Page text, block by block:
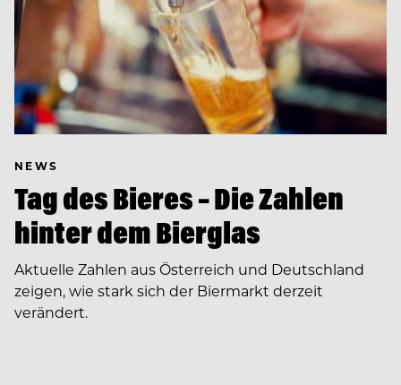
NEWS
Tag des Bieres – Die Zahlen
hinter dem Bierglas
Aktuelle Zahlen aus Österreich und Deutschland
zeigen, wie stark sich der Biermarkt derzeit
verändert.